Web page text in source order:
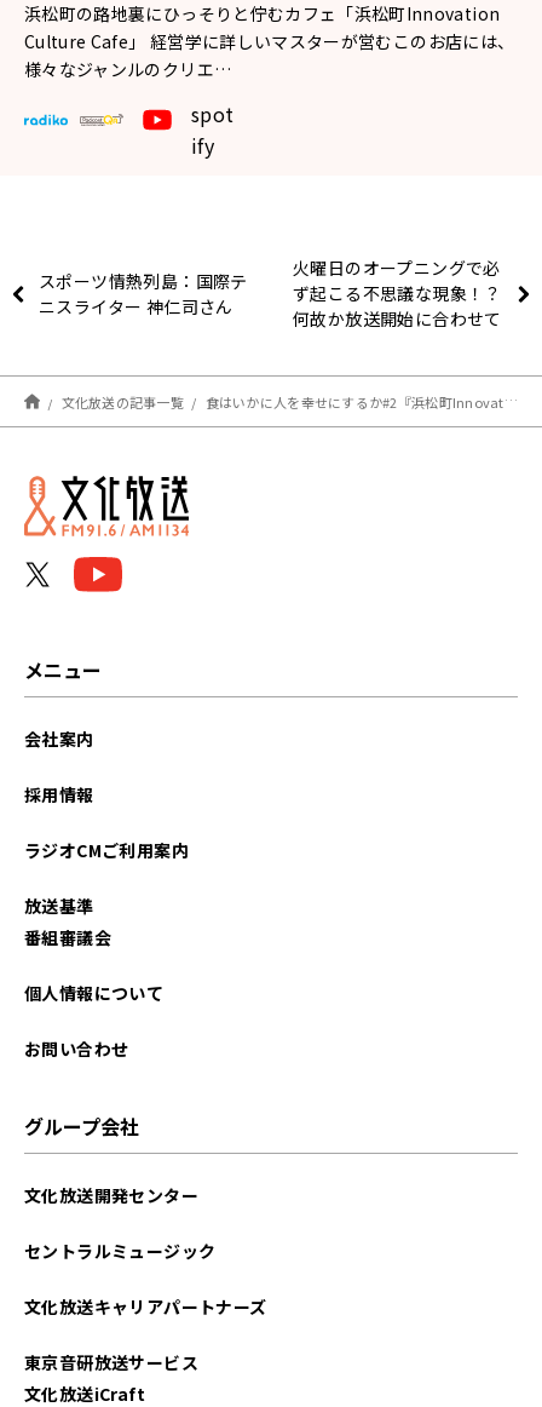
浜松町の路地裏にひっそりと佇むカフェ「浜松町Innovation
Culture Cafe」 経営学に詳しいマスターが営むこのお店には、
様々なジャンルのクリエ…
spot
ify
スポーツ情熱列島：国際テ
ニスライター 神仁司さん
火曜日のオープニングで必
ず起こる不思議な現象！？
何故か放送開始に合わせて
文化放送の記事一覧 食はいかに人を幸せにするか#2『浜松町Innovation Culture Cafe』
メニュー
会社案内
採用情報
ラジオCMご利用案内
放送基準
番組審議会
個人情報について
お問い合わせ
グループ会社
文化放送開発センター
セントラルミュージック
文化放送キャリアパートナーズ
東京音研放送サービス
文化放送iCraft